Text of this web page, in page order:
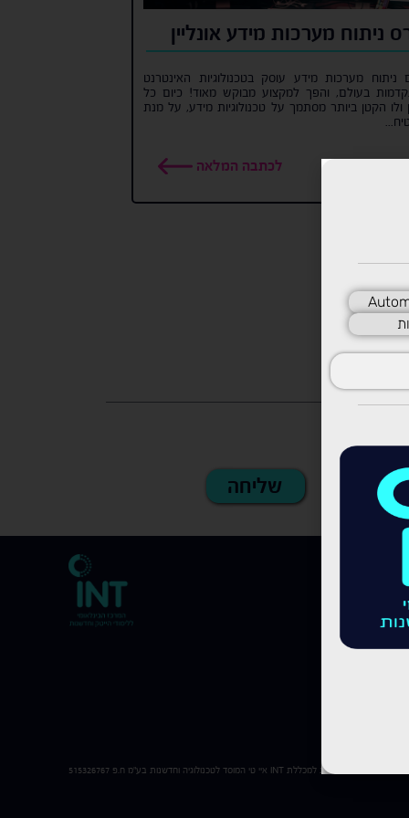
ניתוח מערכות מידע אונליין
ניתוח מערכות מידע עוסק בטכנולוגיות האינטרנט
בעולם, והפך למקצוע מבוקש מאוד! כיום כל
ולו הקטן ביותר מסתמך על טכנולוגיות מידע, על מנת
לכתבה המלאה
כל הזכויות שמורות למכללת INT איי טי המוסד לטכנולוגיה וחדשנות בע"מ ח.פ 515326767